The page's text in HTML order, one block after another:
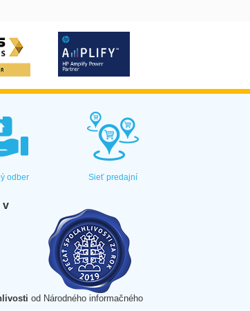
odber Sieť predajní
v
od Národného informačného